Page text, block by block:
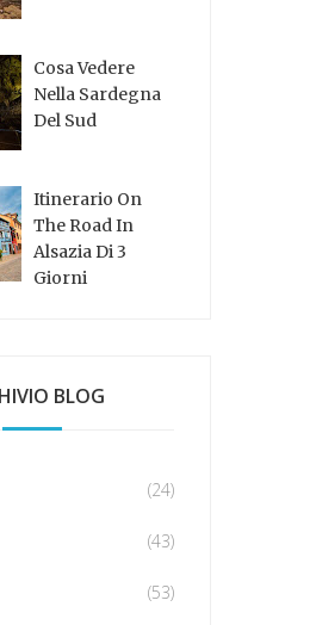
Cosa Vedere
Nella Sardegna
Del Sud
Itinerario On
The Road In
Alsazia Di 3
Giorni
BLOG
(24)
(43)
(53)